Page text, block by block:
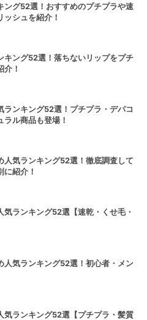
ング52選！おすすめのプチプラや速
シュを紹介！
キング52選！落ちないリップをプチ
介！
ランキング52選！プチプラ・デパコ
ラル商品も登場！
人気ランキング52選！徹底調査して
に紹介！
気ランキング52選【速乾・くせ毛・
人気ランキング52選！初心者・メン
気ランキング52選【プチプラ・髪質